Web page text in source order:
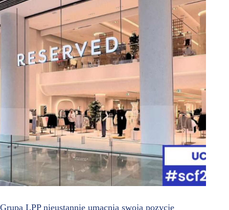
Grupa LPP nieustannie umacnia swoją pozycję